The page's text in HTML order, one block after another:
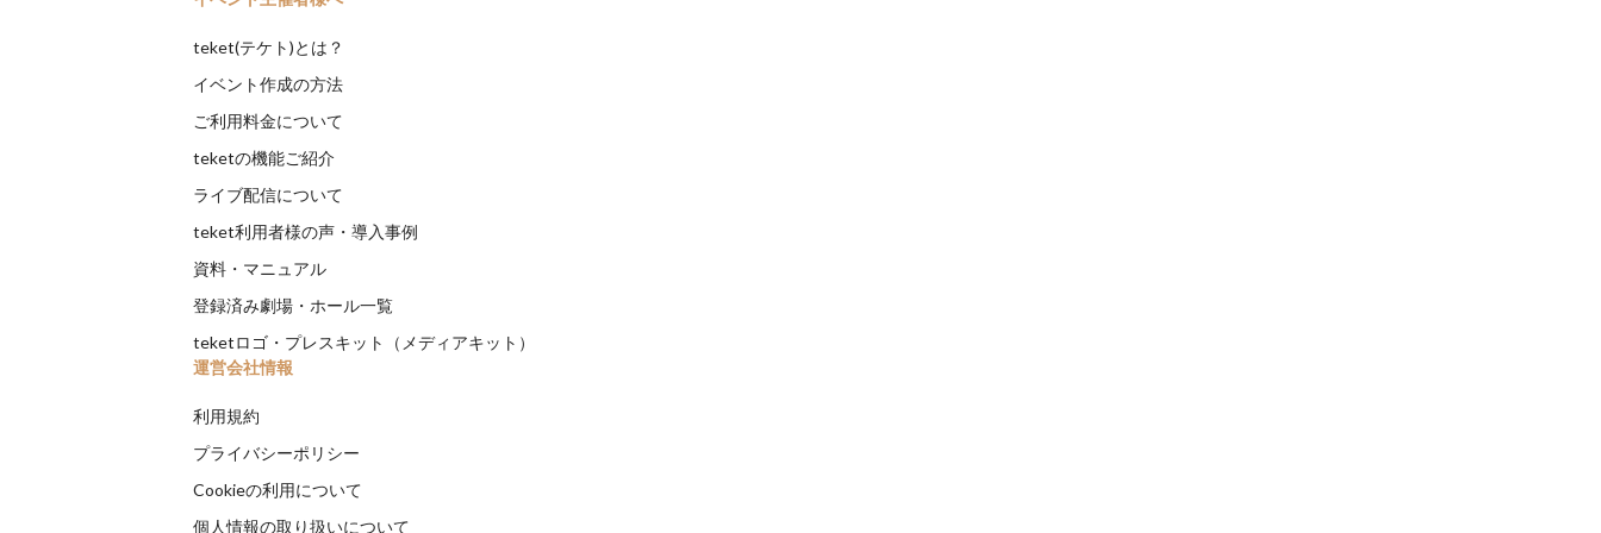
teket(テケト)とは？
イベント作成の方法
ご利用料金について
teketの機能ご紹介
ライブ配信について
teket利用者様の声・導入事例
資料・マニュアル
登録済み劇場・ホール一覧
teketロゴ・プレスキット（メディアキット）
運営会社情報
利用規約
プライバシーポリシー
Cookieの利用について
個人情報の取り扱いについて